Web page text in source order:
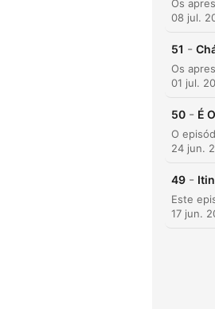
08 jul.
51 -
01 jul.
50 - É
24 jun.
49 -
17 jun.